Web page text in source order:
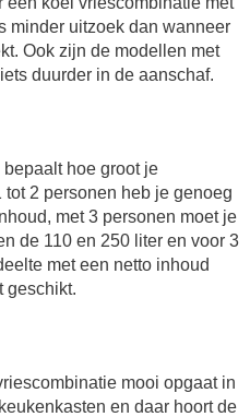
minder uitzoek dan wanneer
Ook zijn de modellen met
duurder in de aanschaf.
hoe groot je
2 personen heb je genoeg
met 3 personen moet je
de 110 en 250 liter en voor 3
met een netto inhoud
geschikt.
mooi opgaat in
en daar hoort de